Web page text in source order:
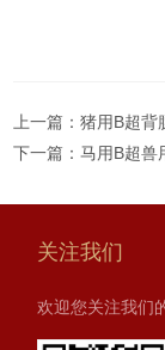
上一篇：猪用B超背
下一篇：马用B超兽
关注我们
欢迎您关注我们